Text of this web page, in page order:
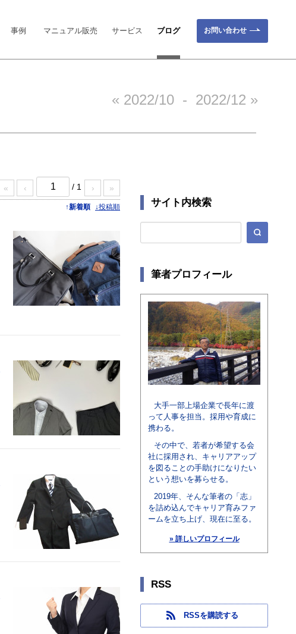
お問い合わせ
事例 マニュアル販売 サービス ブログ
« 2022/10 - 2022/12 »
↑新着順 ↓投稿順
« ‹ / 1 › »
サイト内検索
筆者プロフィール
大手一部上場企業で長年に渡
って人事を担当。採用や育成に
携わる。
その中で、若者が希望する会
社に採用され、キャリアアップ
を図ることの手助けになりたい
という想いを募らせる。
2019年、そんな筆者の「志」
を詰め込んでキャリア育みファ
ームを立ち上げ、現在に至る。
» 詳しいプロフィール
RSS
RSSを購読する